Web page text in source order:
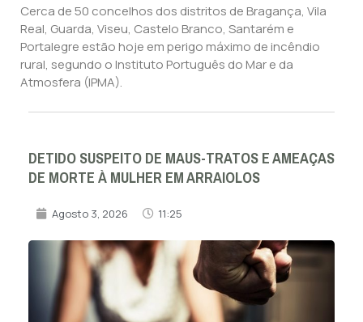
Cerca de 50 concelhos dos distritos de Bragança, Vila
Real, Guarda, Viseu, Castelo Branco, Santarém e
Portalegre estão hoje em perigo máximo de incêndio
rural, segundo o Instituto Português do Mar e da
Atmosfera (IPMA).
DETIDO SUSPEITO DE MAUS-TRATOS E AMEAÇAS
DE MORTE À MULHER EM ARRAIOLOS
Agosto 3, 2026 11:25